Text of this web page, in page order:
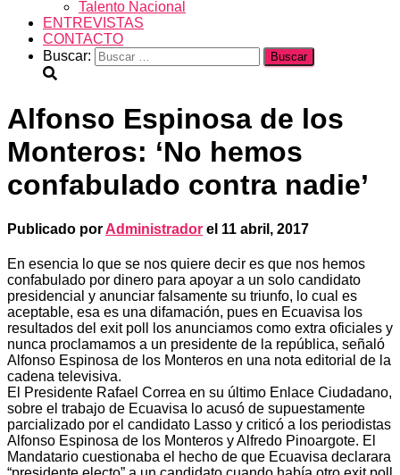
Talento Nacional
ENTREVISTAS
CONTACTO
Buscar:
Alfonso Espinosa de los
Monteros: ‘No hemos
confabulado contra nadie’
Publicado por Administrador el 11 abril, 2017
En esencia lo que se nos quiere decir es que nos hemos
confabulado por dinero para apoyar a un solo candidato
presidencial y anunciar falsamente su triunfo, lo cual es
aceptable, esa es una difamación, pues en Ecuavisa los
resultados del exit poll los anunciamos como extra oficiales y
nunca proclamamos a un presidente de la república, señaló
Alfonso Espinosa de los Monteros en una nota editorial de la
cadena televisiva.
El Presidente Rafael Correa en su último Enlace Ciudadano,
sobre el trabajo de Ecuavisa lo acusó de supuestamente
parcializado por el candidato Lasso y criticó a los periodistas
Alfonso Espinosa de los Monteros y Alfredo Pinoargote. El
Mandatario cuestionaba el hecho de que Ecuavisa declarara